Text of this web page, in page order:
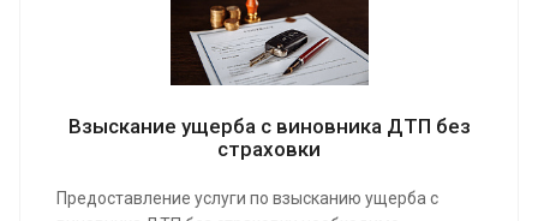
Взыскание ущерба с виновника ДТП без
страховки
Предоставление услуги по взысканию ущерба с